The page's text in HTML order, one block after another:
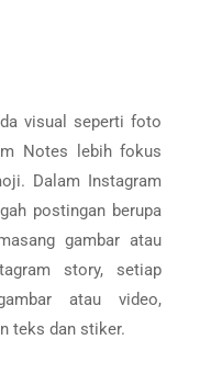
visual seperti foto
Notes lebih fokus
Dalam Instagram
postingan berupa
gambar atau
story, setiap
atau video,
teks dan stiker.